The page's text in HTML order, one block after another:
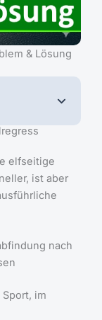
& Lösung
elfseitige
ist aber
nach
im